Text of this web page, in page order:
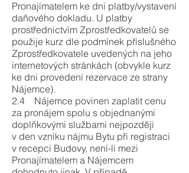
Pronajímatelem ke dni platby/vystavení
daňového dokladu. U platby
prostřednictvím Zprostředkovatelů se
použije kurz dle podmínek příslušného
Zprostředkovatele uvedených na jeho
internetových stránkách (obvykle kurz
ke dni provedení rezervace ze strany
Nájemce).
2.4 Nájemce povinen zaplatit cenu
za pronájem spolu s objednanými
doplňkovými službami nejpozději
v den vzniku nájmu Bytu při registraci
v recepci Budovy, není-li mezi
Pronajímatelem a Nájemcem